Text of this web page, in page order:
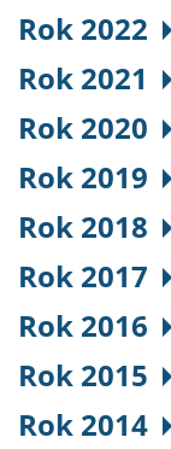
Rok 2022
Rok 2021
Rok 2020
Rok 2019
Rok 2018
Rok 2017
Rok 2016
Rok 2015
Rok 2014